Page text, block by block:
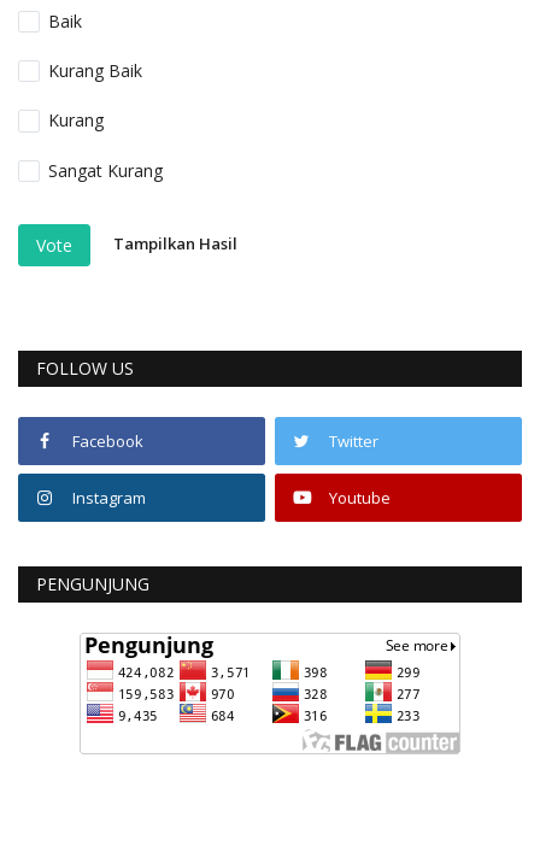
Baik
Kurang Baik
Kurang
Sangat Kurang
Vote Tampilkan Hasil
FOLLOW US
Facebook Twitter
Instagram Youtube
PENGUNJUNG